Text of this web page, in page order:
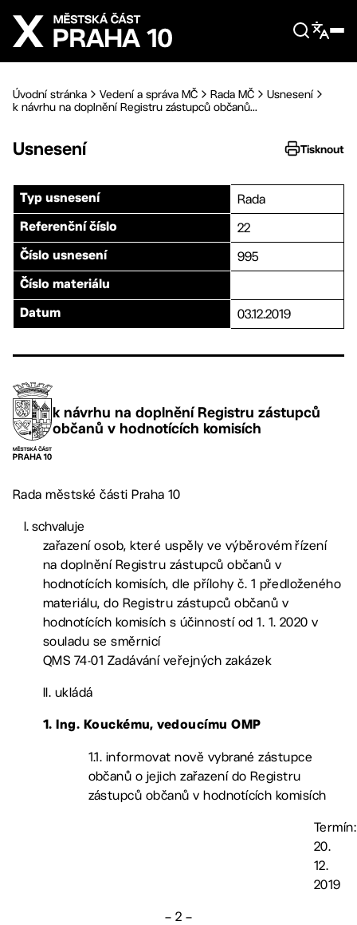
Přejít na hlavní obsah
Úvodní stránka Vedení a správa MČ Rada MČ
Usnesení
k návrhu na doplnění Registru zástupců občanů...
Usnesení Tisknout
Typ usnesení Rada
Referenční číslo 22
Číslo usnesení 995
Číslo materiálu
Datum 03.12.2019
k návrhu na doplnění Registru zástupců
občanů v hodnotících komisích
Rada městské části Praha 10
schvaluje
zařazení osob, které uspěly ve výběrovém řízení
na doplnění Registru zástupců občanů v
hodnotících komisích, dle přílohy č. 1 předloženého
materiálu, do Registru zástupců občanů v
hodnotících komisích s účinností od 1. 1. 2020 v
souladu se směrnicí
QMS 74-01 Zadávání veřejných zakázek
II. ukládá
1. Ing. Kouckému, vedoucímu OMP
1.1. informovat nově vybrané zástupce
občanů o jejich zařazení do Registru
zástupců občanů v hodnotících komisích
Termín:
20.
12.
2019
– 2 –